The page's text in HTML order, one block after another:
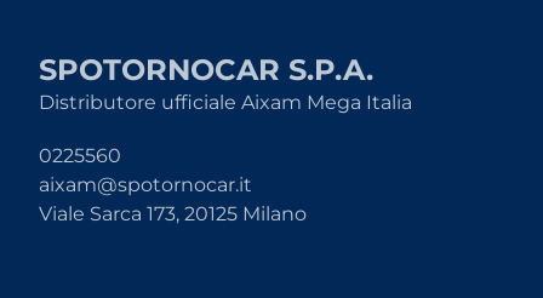
SPOTORNOCAR S.P.A.
Distributore ufficiale Aixam Mega Italia
0225560
aixam@spotornocar.it
Viale Sarca 173, 20125 Milano